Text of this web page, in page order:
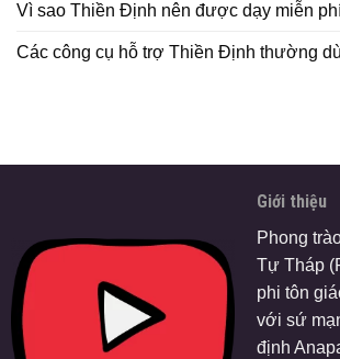
Vì sao Thiền Định nên được dạy miễn
Các công cụ hỗ trợ Thiền Định thường
Giới thiệu
Phong
Tự Tháp
phi tôn
với sứ
định